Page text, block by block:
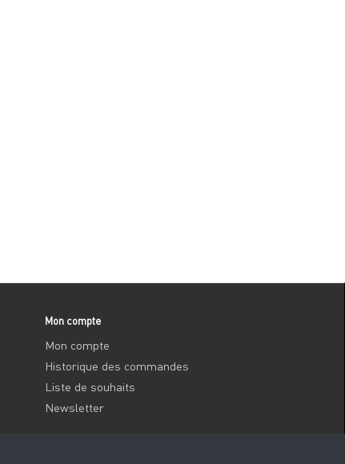
Mon compte
Mon compte
Historique des commandes
Liste de souhaits
Newsletter